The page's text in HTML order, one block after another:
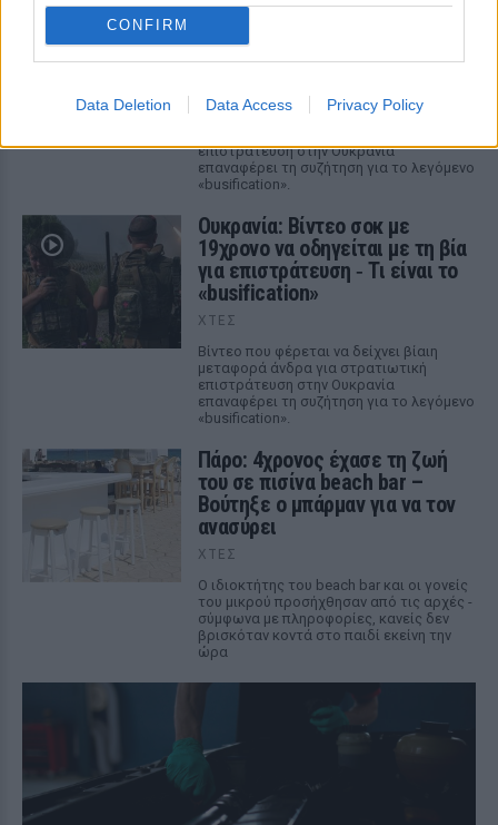
CONFIRM
Data Deletion Data Access Privacy Policy
19χρονο να οδηγείται με τη βία
για επιστράτευση ‑ Τι είναι το
«busification»
Βίντεο που φέρεται να δείχνει βίαιη
επιστράτευση στην Ουκρανία
επαναφέρει τη συζήτηση για το λεγόμενο
«busification».
Ουκρανία: Βίντεο σοκ με
19χρονο να οδηγείται με τη βία
για επιστράτευση ‑ Τι είναι το
«busification»
ΧΤΕΣ
Βίντεο που φέρεται να δείχνει βίαιη
μεταφορά άνδρα για στρατιωτική
επιστράτευση στην Ουκρανία
επαναφέρει τη συζήτηση για το λεγόμενο
«busification».
Πάρο: 4χρονος έχασε τη ζωή
του σε πισίνα beach bar –
Βούτηξε ο μπάρμαν για να τον
ανασύρει
ΧΤΕΣ
Ο ιδιοκτήτης του beach bar και οι γονείς
του μικρού προσήχθησαν από τις αρχές -
σύμφωνα με πληροφορίες, κανείς δεν
βρισκόταν κοντά στο παιδί εκείνη την
ώρα